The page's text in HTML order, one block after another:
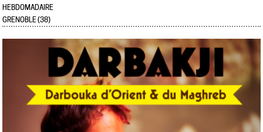
HEBDOMADAIRE
GRENOBLE (38)